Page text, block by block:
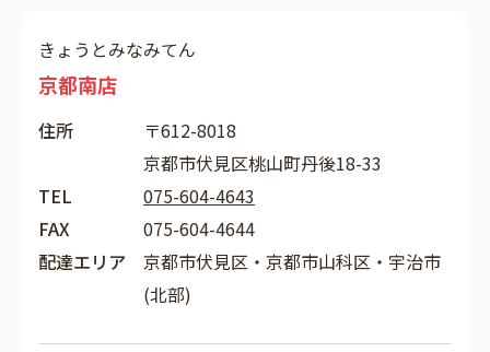
きょうとみなみてん
京都南店
住所
〒612-8018
京都市伏見区桃山町丹後18-33
TEL
075-604-4643
FAX
075-604-4644
配達エリア
京都市伏見区・京都市山科区・宇治市
(北部)